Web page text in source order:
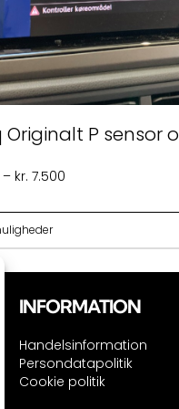
Originalt P sensor
– kr. 7.500
til
Dette
vare
varianter.
kan
vælges
på
varesiden
INFORMATION
Handelsinformation
Persondatapolitik
Cookie politik